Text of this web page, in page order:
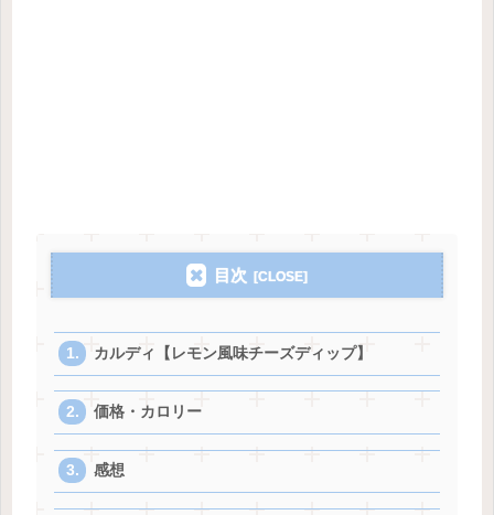
目次
カルディ【レモン風味チーズディップ】
価格・カロリー
感想